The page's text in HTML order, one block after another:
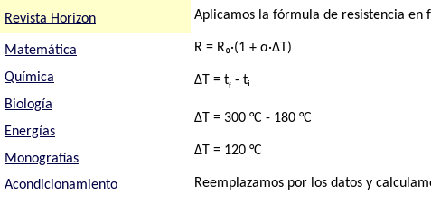
Revista Horizon
Matemática
Química
Biología
Energías
Monografías
Acondicionamiento
Aplicamos la fórmula de resistencia en
R = R₀·(1 + α·ΔT)
ΔT = tf - tᵢ
ΔT = 300 °C - 180 °C
ΔT = 120 °C
Reemplazamos por los datos y